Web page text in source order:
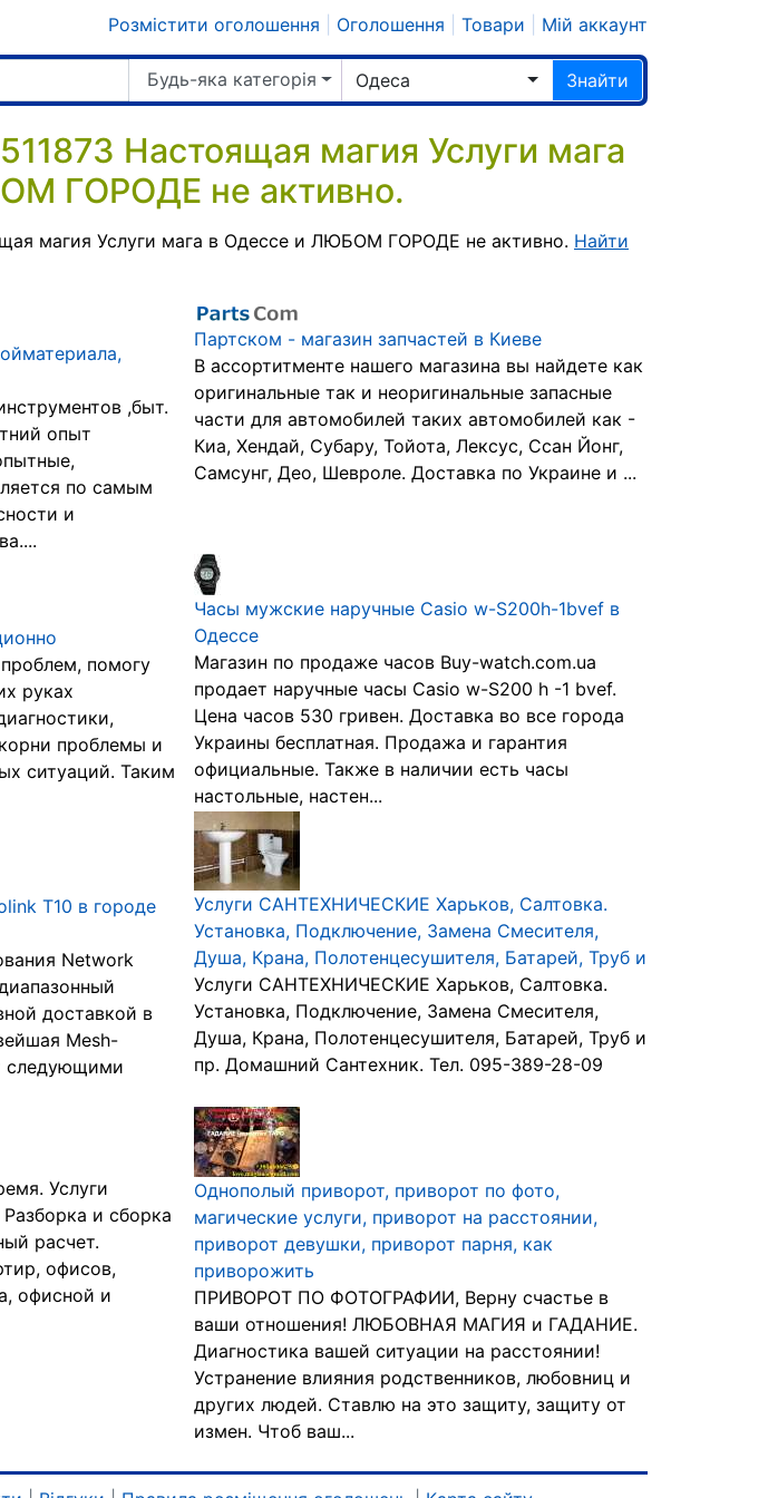
Розмістити оголошення Оголошення Товари Мій аккаунт
Будь-яка категорія Одеса Знайти
Настоящая магия Услуги мага
ГОРОДЕ не активно.
магия Услуги мага в Одессе и ЛЮБОМ ГОРОДЕ не активно. Найти
,быт.
опыт
по самым
и
Партском - магазин запчастей в Киеве
В ассортитменте нашего магазина вы найдете как
оригинальные так и неоригинальные запасные
части для автомобилей таких автомобилей как -
Киа, Хендай, Субару, Тойота, Лексус, Ссан Йонг,
Самсунг, Део, Шевроле. Доставка по Украине и ...
помогу
руках
проблемы и
ситуаций. Таким
Часы мужские наручные Casio w-S200h-1bvef в
Одессе
Магазин по продаже часов Buy-watch.com.ua
продает наручные часы Casio w-S200 h -1 bvef.
Цена часов 530 гривен. Доставка во все города
Украины бесплатная. Продажа и гарантия
официальные. Также в наличии есть часы
настольные, настен...
T10 в городе
Network
доставкой в
Mesh-
следующими
Услуги САНТЕХНИЧЕСКИЕ Харьков, Салтовка.
Установка, Подключение, Замена Смесителя,
Душа, Крана, Полотенцесушителя, Батарей, Труб и
Услуги САНТЕХНИЧЕСКИЕ Харьков, Салтовка.
Установка, Подключение, Замена Смесителя,
Душа, Крана, Полотенцесушителя, Батарей, Труб и
пр. Домашний Сантехник. Тел. 095-389-28-09
Услуги
и сборка
расчет.
офисов,
офисной и
Однополый приворот, приворот по фото,
магические услуги, приворот на расстоянии,
приворот девушки, приворот парня, как
приворожить
ПРИВОРОТ ПО ФОТОГРАФИИ, Верну счастье в
ваши отношения! ЛЮБОВНАЯ МАГИЯ и ГАДАНИЕ.
Диагностика вашей ситуации на расстоянии!
Устранение влияния родственников, любовниц и
других людей. Ставлю на это защиту, защиту от
измен. Чтоб ваш...